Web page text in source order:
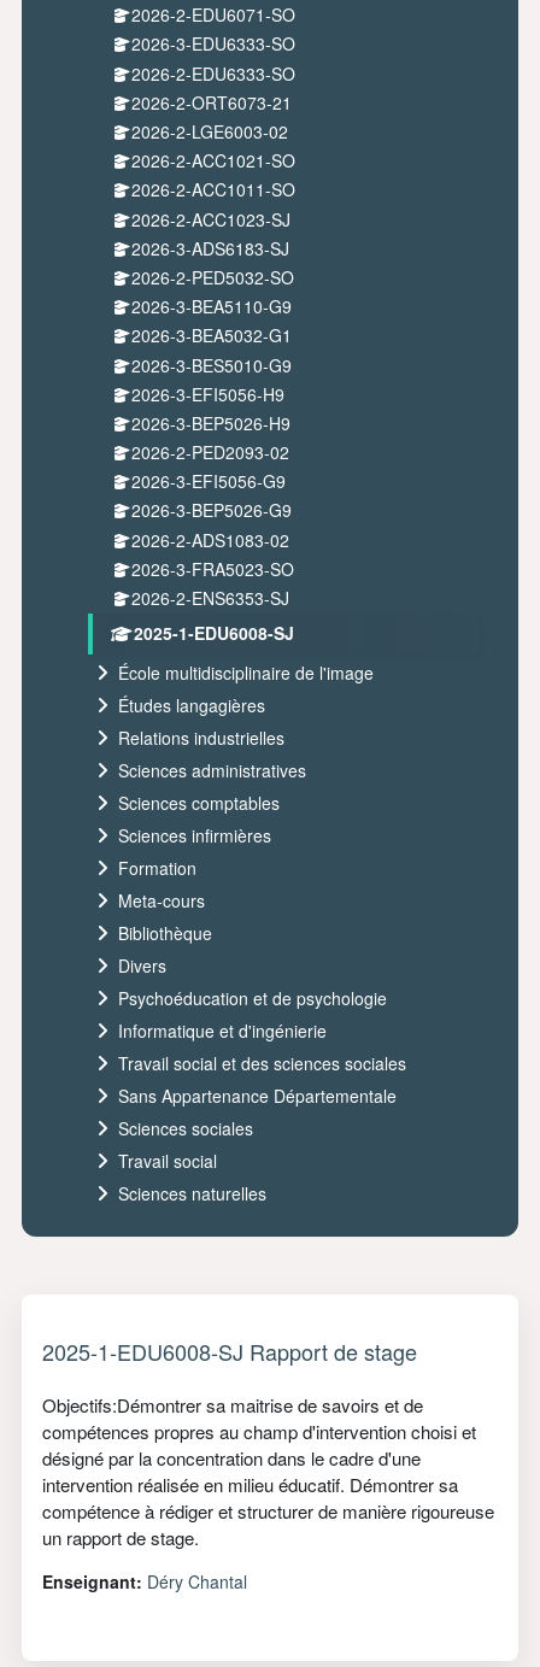
2025-1-EDU6008-SJ Rapport de stage
Objectifs:Démontrer sa maitrise de savoirs et de
compétences propres au champ d'intervention choisi et
désigné par la concentration dans le cadre d'une
intervention réalisée en milieu éducatif. Démontrer sa
compétence à rédiger et structurer de manière rigoureuse
un rapport de stage.
Enseignant: Déry Chantal
2026-2-EDU6071-SO
2026-3-EDU6333-SO
2026-2-EDU6333-SO
2026-2-ORT6073-21
2026-2-LGE6003-02
2026-2-ACC1021-SO
2026-2-ACC1011-SO
2026-2-ACC1023-SJ
2026-3-ADS6183-SJ
2026-2-PED5032-SO
2026-3-BEA5110-G9
2026-3-BEA5032-G1
2026-3-BES5010-G9
2026-3-EFI5056-H9
2026-3-BEP5026-H9
2026-2-PED2093-02
2026-3-EFI5056-G9
2026-3-BEP5026-G9
2026-2-ADS1083-02
2026-3-FRA5023-SO
2026-2-ENS6353-SJ
2025-1-EDU6008-SJ
École multidisciplinaire de l'image
Études langagières
Relations industrielles
Sciences administratives
Sciences comptables
Sciences infirmières
Formation
Meta-cours
Bibliothèque
Divers
Psychoéducation et de psychologie
Informatique et d'ingénierie
Travail social et des sciences sociales
Sans Appartenance Départementale
Sciences sociales
Travail social
Sciences naturelles